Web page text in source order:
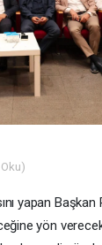
yapan
yön